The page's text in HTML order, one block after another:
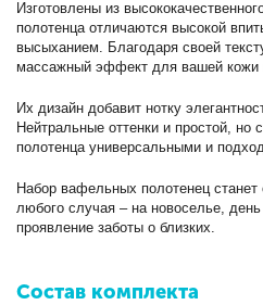
Изготовлены из
полотенца отличаются высокой
высыханием. Благодаря своей
массажный эффект для вашей кожи
Их дизайн добавит нотку
Нейтральные оттенки и простой, но
полотенца универсальными и
Набор вафельных полотенец
любого случая – на новоселье,
проявление заботы о близких.
Состав комплекта